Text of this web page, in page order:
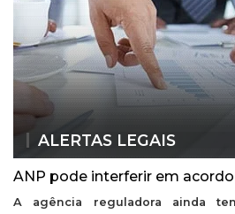
ALERTAS LEGAIS
ANP pode interferir em
A agência reguladora ainda